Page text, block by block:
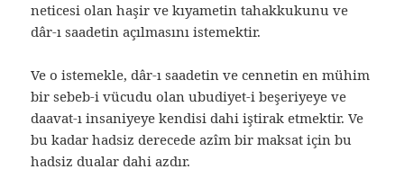
neticesi olan haşir ve kıyametin tahakkukunu ve
dâr-ı saadetin açılmasını istemektir.
Ve o istemekle, dâr-ı saadetin ve cennetin en mühim
bir sebeb-i vücudu olan ubudiyet-i beşeriyeye ve
daavat-ı insaniyeye kendisi dahi iştirak etmektir. Ve
bu kadar hadsiz derecede azîm bir maksat için bu
hadsiz dualar dahi azdır.